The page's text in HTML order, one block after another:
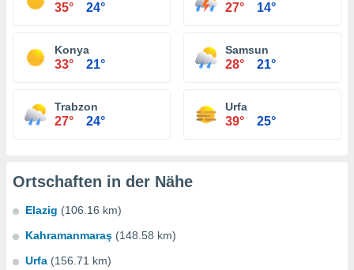
35° 24° 27° 14°
Konya
33° 21°
Samsun
28° 21°
Trabzon
27° 24°
Urfa
39° 25°
Ortschaften in der Nähe
Elazig (106.16 km)
Kahramanmaraş (148.58 km)
Urfa (156.71 km)